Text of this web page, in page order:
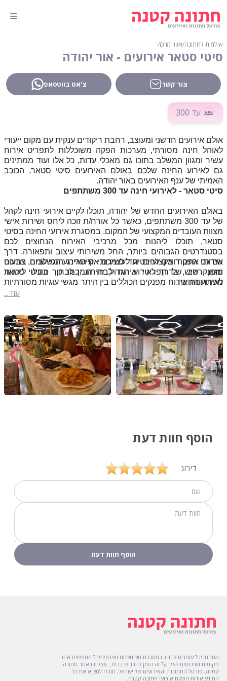
אולמות לחתונה∕אזור מרכז∕
סיטי סטאר אירועים - אור יהודה
צור קשר צ'אט בווטסאפ
עד 300
אולם אירועים חדשני ומעוצב, רחבת ריקודים ענקית עם מקום ייעודי
לאוהל חינה מסורתי, מערכות הפקה משוכללות לתפריט אירוח
עשיר ומגוון המשלב בתוכו גם מאכלי עדות, כל אלו ועוד ממתינים
גם לאירוע החינה שלכם באולם האירועים סיטי סטאר, הכוכב
האמיתי של ענף האירועים באור יהודה.
סיטי סטאר - לאירועי חינה עד 300 משתתפים
באולם האירועים החדש של יהודה, תוכלו לקיים אירועי חינה לקהל
של עד 300 משתתפים, כאשר כל אורח/ת זוכה ליחס ושירות אישי
מצוות העובדים המקצועי של המקום. במסגרת אירועי החינה בסיטי
סטאר, תוכלו ליהנות מכל מרכיבי האירוח הנחוצים לכם
בסטנדרטים הגבוהים ביותר, החל משירותי עיצוב ותפאורה, דרך
שירותי הפקה מקצועיים ועד לשירותי קייטרינג המשלבים בתוכם
מגוון רחב של תפריטי אירוח לבחירה. כמו כן, תוכלו ליהנות
מפתרונות אירוח מפנקים הכוללים בין היתר מגשי עוגיות מסורתיות
אם גם אתם רוצים להבטיח לעצמכם את האירוע הכי שמח, צבעוני
ומפנק שיש, בדרך לאירוע הגדול, זה הזמן לבחור בסיטי סטאר
לאירוע החינה.
עוד...
הוסף חוות דעת
דירוג
מתחתנים? עומדים לחגוג במסגרת מצומצמת ואינטימית? מחפשים אחר
מקומות ושירותים לאירוע? זה הזמן להרגיש בבית...אצלנו באתר חתונה
קטנה, פורטל החתונות והאירועים של ישראל, תוכלו למצוא את כל
המידע אודות הפקת אירועי חתונה קטנה.